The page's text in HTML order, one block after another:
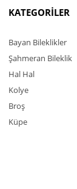
KATEGORİLER
Bayan Bileklikler
Şahmeran Bileklik
Hal Hal
Kolye
Broş
Küpe